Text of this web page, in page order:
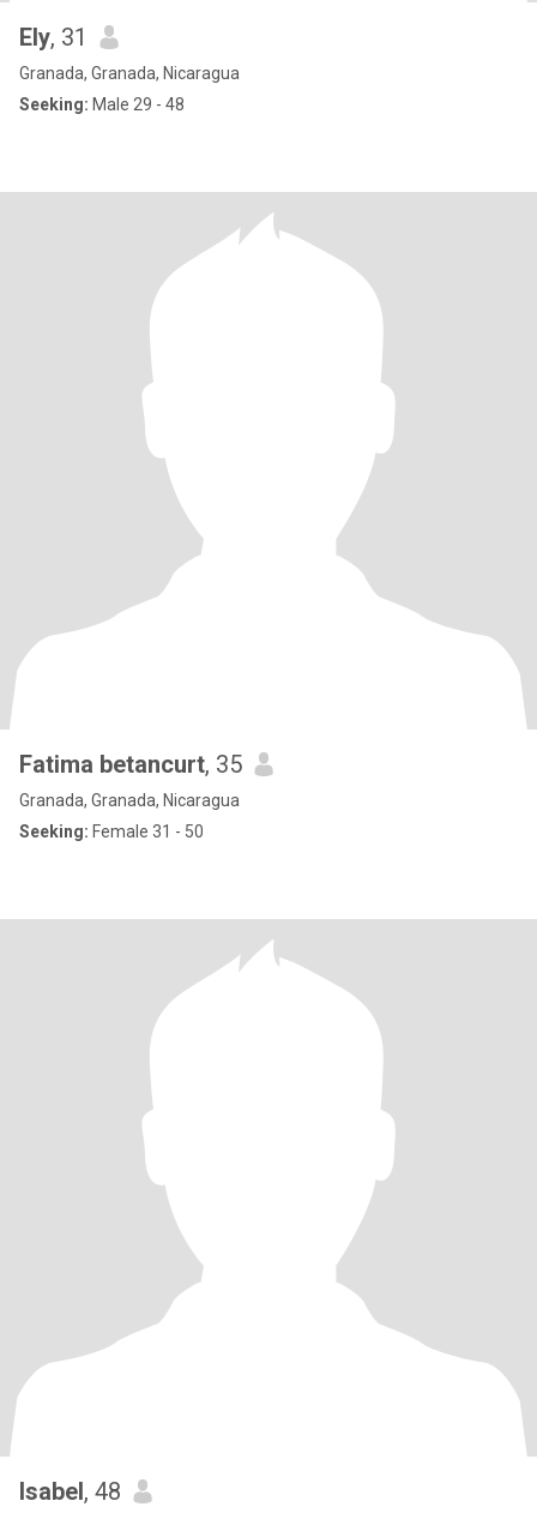
Ely, 31
Granada, Granada, Nicaragua
Seeking: Male 29 - 48
Fatima betancurt, 35
Granada, Granada, Nicaragua
Seeking: Female 31 - 50
Isabel, 48